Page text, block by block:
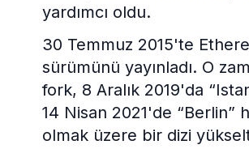
yardımcı oldu.
30 Temmuz 2015'te
sürümünü yayınladı. O
fork, 8 Aralık 2019'da
14 Nisan 2021'de “Berlin”
olmak üzere bir dizi